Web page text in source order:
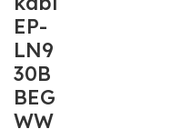
EP-
LN9
30B
BEG
WW